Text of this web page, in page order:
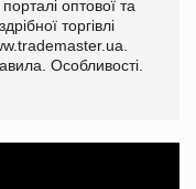
оптової та
торгівлі
Особливості.